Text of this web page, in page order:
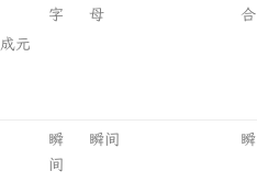
元
字
母
合
瞬
间
瞬间